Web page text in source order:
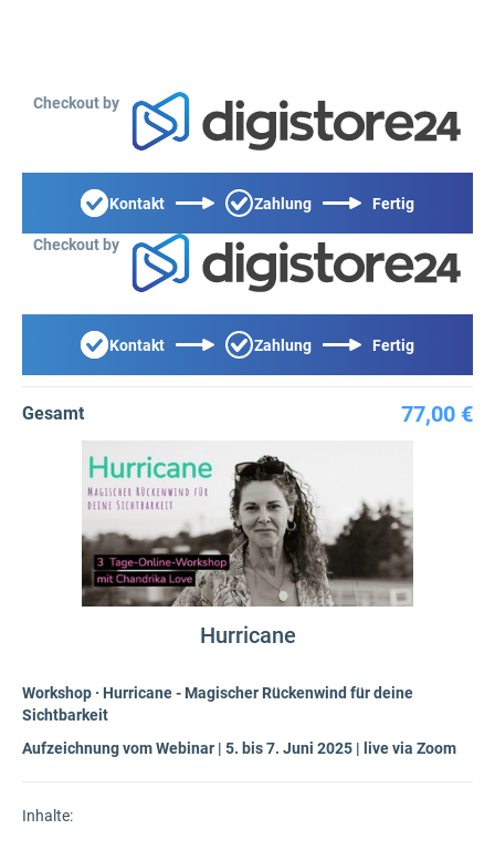
Checkout by
Kontakt Zahlung Fertig
Checkout by
Kontakt Zahlung Fertig
Gesamt 77,00 €
Hurricane
Workshop · Hurricane - Magischer Rückenwind für deine
Sichtbarkeit
Aufzeichnung vom Webinar | 5. bis 7. Juni 2025 | live via Zoom
Inhalte: